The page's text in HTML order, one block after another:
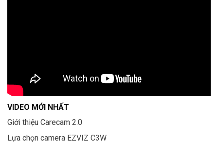
VIDEO MỚI NHẤT
Giới thiệu Carecam 2.0
Lựa chọn camera EZVIZ C3W